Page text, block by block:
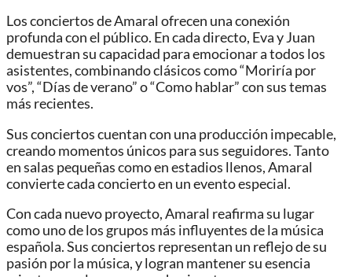
Los conciertos de Amaral ofrecen una conexión
profunda con el público. En cada directo, Eva y Juan
demuestran su capacidad para emocionar a todos los
asistentes, combinando clásicos como “Moriría por
vos”, “Días de verano” o “Como hablar” con sus temas
más recientes.
Sus conciertos cuentan con una producción impecable,
creando momentos únicos para sus seguidores. Tanto
en salas pequeñas como en estadios llenos, Amaral
convierte cada concierto en un evento especial.
Con cada nuevo proyecto, Amaral reafirma su lugar
como uno de los grupos más influyentes de la música
española. Sus conciertos representan un reflejo de su
pasión por la música, y logran mantener su esencia